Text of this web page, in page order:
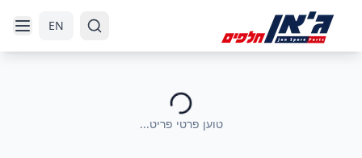
EN
טוען פרטי פריט...